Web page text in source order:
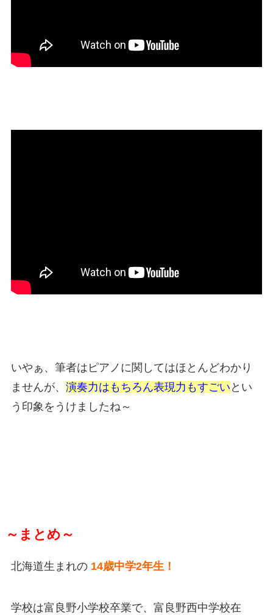
いやぁ、筆者はピアノに関してはほとんどわかり
ませんが、 演奏力はもちろん表現力もすごい とい
う印象をうけましたね～
～まとめ～
北海道生まれの 14歳中学2年生！
学校は富良野小学校卒業で、富良野西中学校在